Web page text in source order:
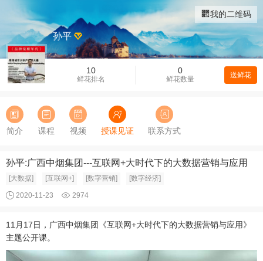
我的二维码
10
鲜花排名
0
鲜花数量 送鲜花
孙平
简介 课程 视频 授课见证 联系方式
孙平:广西中烟集团---互联网+大时代下的大数据营销与应用
[大数据] [互联网+] [数字营销] [数字经济]
2020-11-23 2974
11月17日，广西中烟集团《互联网+大时代下的大数据营销与应用》
主题公开课。